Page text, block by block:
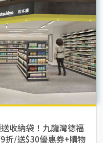
收納袋！九龍灣德福
折/送$30優惠券+購物